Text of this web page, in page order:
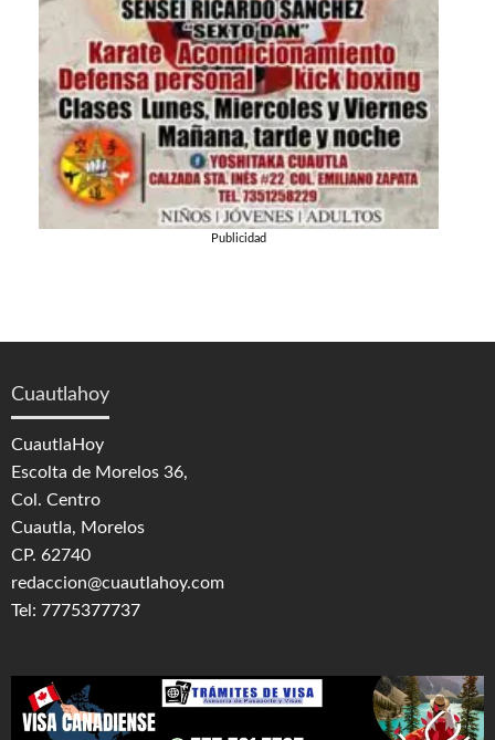
Publicidad
Cuautlahoy
CuautlaHoy
Escolta de Morelos 36,
Col. Centro
Cuautla, Morelos
CP. 62740
redaccion@cuautlahoy.com
Tel: 7775377737